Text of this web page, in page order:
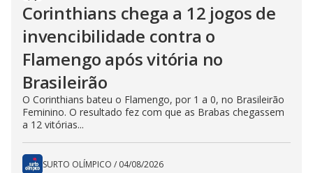
Corinthians chega a 12 jogos de
invencibilidade contra o
Flamengo após vitória no
Brasileirão
O Corinthians bateu o Flamengo, por 1 a 0, no Brasileirão
Feminino. O resultado fez com que as Brabas chegassem
a 12 vitórias...
SURTO OLÍMPICO / 04/08/2026